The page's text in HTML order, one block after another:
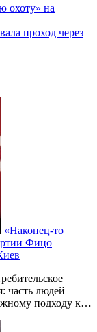
охоту» на
проход через
«Наконец-то
Фицо
часть людей
подходу к…